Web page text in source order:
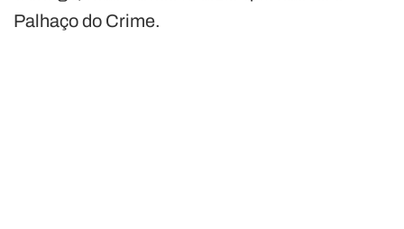
Palhaço do Crime.